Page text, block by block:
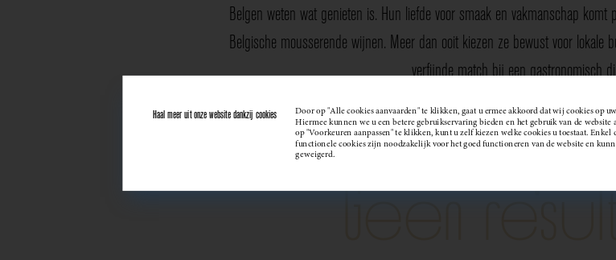
Belgen weten wat genieten is. Hun liefde voor smaak en vakmanschap
Belgische mousserende wijnen. Meer dan ooit kiezen ze bewust voor
verfijnde match bij een gastronomisch
Geen
Haal meer uit onze website dankzij cookies Door op "Alle cookies aanvaarden" te klikken, gaat u ermee akkoord dat wij cookies op
Hiermee kunnen we u een betere gebruikservaring bieden en het gebruik van de website
op "Voorkeuren aanpassen" te klikken, kunt u zelf kiezen welke cookies u toestaat. Enkel
functionele cookies zijn noodzakelijk voor het goed functioneren van de website en
geweigerd.